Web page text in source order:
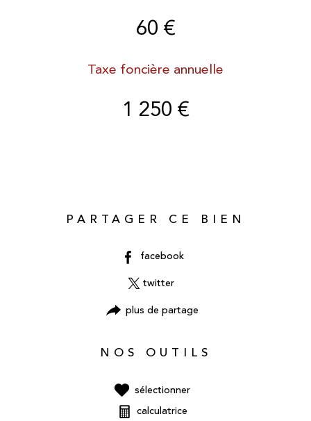
60 €
Taxe foncière annuelle
1 250 €
PARTAGER CE BIEN
facebook
twitter
plus de partage
NOS OUTILS
sélectionner
calculatrice